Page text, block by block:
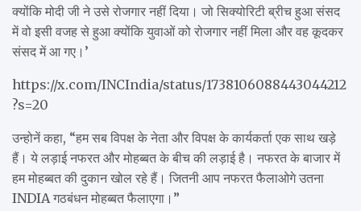
क्योंकि मोदी जी ने उसे रोजगार नहीं दिया। जो सिक्योरिटी ब्रीच हुआ संसद
में वो इसी वजह से हुआ क्योंकि युवाओं को रोजगार नहीं मिला और वह कूदकर
संसद में आ गए।’
https://x.com/INCIndia/status/1738106088443044212
?s=20
उन्होनें कहा, “हम सब विपक्ष के नेता और विपक्ष के कार्यकर्ता एक साथ खड़े
हैं। ये लड़ाई नफरत और मोहब्बत के बीच की लड़ाई है। नफरत के बाजार में
हम मोहब्बत की दुकान खोल रहे हैं। जितनी आप नफरत फैलाओगे उतना
INDIA गठबंधन मोहब्बत फैलाएगा।”